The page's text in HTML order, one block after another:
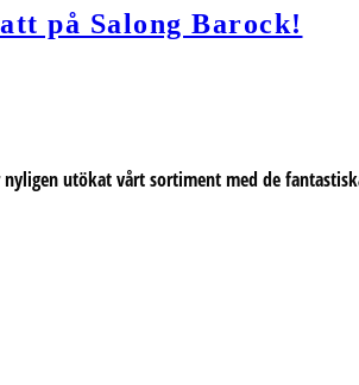
på Salong Barock!
utökat vårt sortiment med de